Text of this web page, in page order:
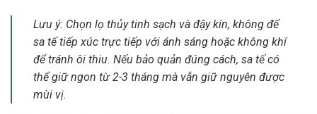
Lưu ý: Chọn lọ thủy tinh sạch và đậy kín, không để
sa tế tiếp xúc trực tiếp với ánh sáng hoặc không khí
để tránh ôi thiu. Nếu bảo quản đúng cách, sa tế có
thể giữ ngon từ 2-3 tháng mà vẫn giữ nguyên được
mùi vị.